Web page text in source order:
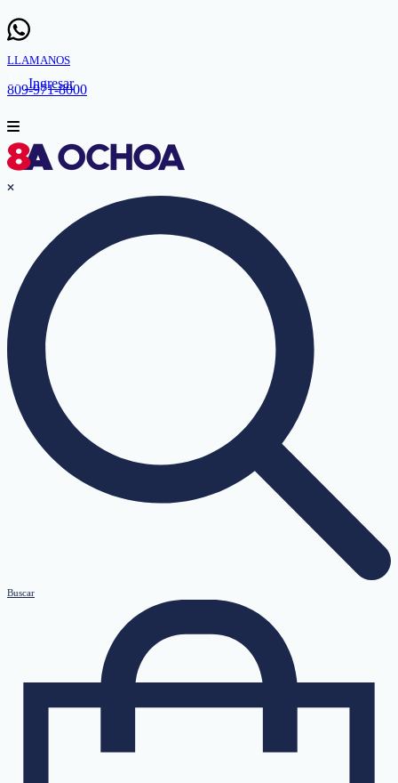
LLAMANOS
809-971-8000
Ingresar
Buscar